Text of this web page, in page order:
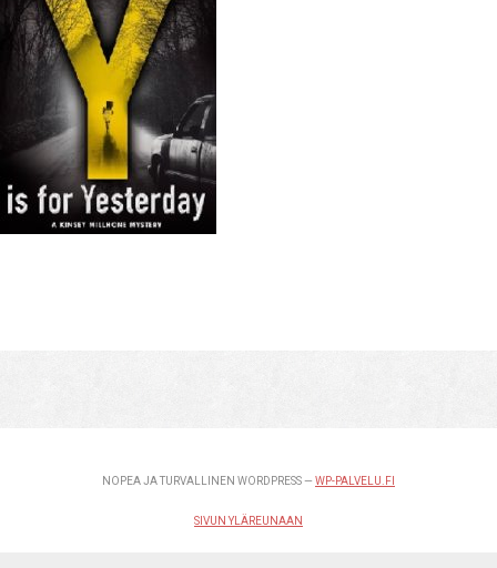
NOPEA JA TURVALLINEN WORDPRESS — WP-PALVELU.FI
SIVUN YLÄREUNAAN